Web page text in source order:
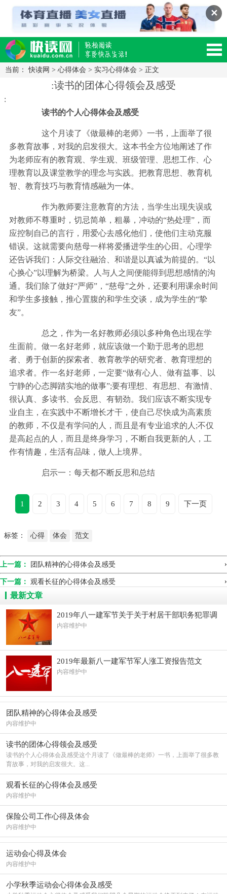
✕
读网-轻松阅读,快乐生活移动版
当前：快读网 > 心得体会 > 实习心得体会 > 正文
:读书的团体心得领会及感受
:
读书的个人心得体会及感受
这个月读了《做最棒的老师》一书，上面举了很
多教育故事，对我的启发很大。这本书全方位地阐述了作
为老师应有的教育观、学生观、班级管理、思想工作、心
理教育以及课堂教学的理念与实践。把教育思想、教育机
智、教育技巧与教育情感融为一体。
作为教师要注意教育的方法，当学生出现失误或
对教师不尊重时，切忌简单，粗暴，冲动的“热处理”，而
应控制自己的言行，用爱心去感化他们，使他们主动克服
错误。这就需要向慈母一样将爱播进学生的心田。心理学
还告诉我们：人际交往融洽、和谐是以真诚为前提的。“以
心换心”以理解为桥梁。人与人之间便能得到思想感情的沟
通。我们除了做好“严师”，“慈母”之外，还要利用课余时间
和学生多接触，推心置腹的和学生交谈，成为学生的“挚
友”。
总之，作为一名好教师必须以多种角色出现在学
生面前。做一名好老师，就应该做一个勤于思考的思想
者、勇于创新的探索者、教育教学的研究者、教育理想的
追求者。作一名好老师，一定要“做有心人、做有益事、以
宁静的心态脚踏实地的做事”;要有理想、有思想、有激情、
很认真、多读书、会反思、有韧劲。我们应该不断实现专
业自主，在实践中不断增长才干，使自己尽快成为高素质
的教师，不仅是有学问的人，而且是有专业追求的人;不仅
是高起点的人，而且是终身学习，不断自我更新的人，工
作有情趣，生活有品味，做人上境界。
启示一：每天都不断反思和总结
1 2 3 4 5 6 7 8 9 下一页
标签： 心得 体会 范文
上一篇： 团队精神的心得体会及感受 ›
下一篇： 观看长征的心得体会及感受 ›
最新文章
2019年八一建军节关于关于村居干部职务犯罪调
查报告
内容维护中
2019年最新八一建军节军人涨工资报告范文
内容维护中
团队精神的心得体会及感受
内容维护中
读书的团体心得领会及感受
读书的个人心得体会及感受这个月读了《做最棒的老师》一书，上面举了很多教
育故事，对我的启发很大。这...
观看长征的心得体会及感受
内容维护中
保险公司工作心得及体会
内容维护中
运动会心得及体会
内容维护中
小学秋季运动会心得体会及感受